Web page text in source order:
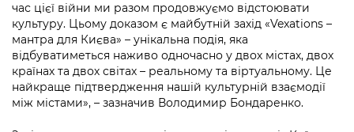
час цієї війни ми разом продовжуємо відстоювати
культуру. Цьому доказом є майбутній захід «Vexations –
мантра для Києва» – унікальна подія, яка
відбуватиметься наживо одночасно у двох містах, двох
країнах та двох світах – реальному та віртуальному. Це
найкраще підтвердження нашій культурній взаємодії
між містами», – зазначив Володимир Бондаренко.